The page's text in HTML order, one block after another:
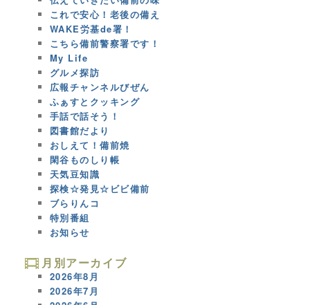
これで安心！老後の備え
WAKE労基de署！
こちら備前警察署です！
My Life
グルメ探訪
広報チャンネルびぜん
ふぁすとクッキング
手話で話そう！
図書館だより
おしえて！備前焼
閑谷ものしり帳
天気豆知識
探検☆発見☆ビビ備前
ブらりんコ
特別番組
お知らせ
月別アーカイブ
2026年8月
2026年7月